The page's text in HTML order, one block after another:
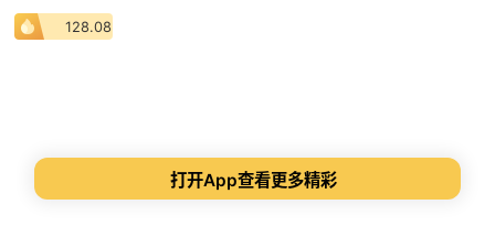
128.08
打开App查看更多精彩